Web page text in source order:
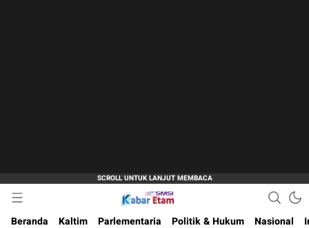
Kabar Etam
Akurat dan Terpercaya
Beranda
Kaltim Parlementaria Politik & Hukum Nasional